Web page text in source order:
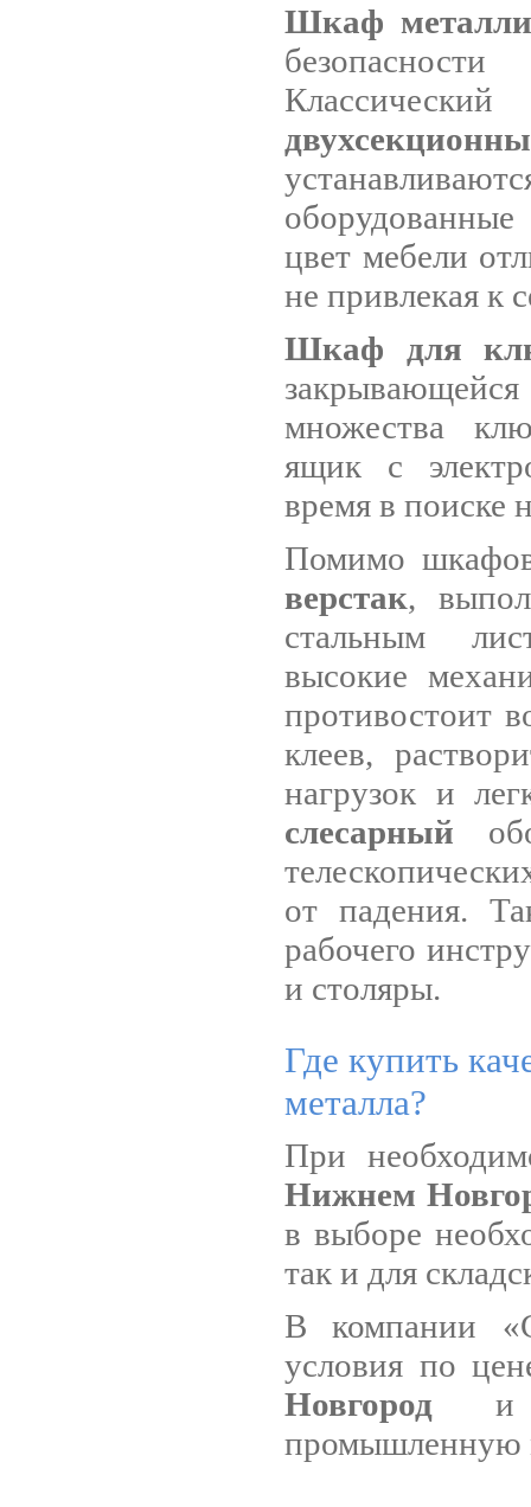
Шкаф
цвет мебели
не привлекая к
Шкаф для
множества
ящик с
время в поиске
Помимо
верстак,
стальным
высокие
противостоит
клеев,
нагрузок и
слесарный
от падения.
рабочего
и столяры.
Где купить
металла?
При
Нижнем
в выборе
так и для
В компании
условия по
Новгород и
промышленную